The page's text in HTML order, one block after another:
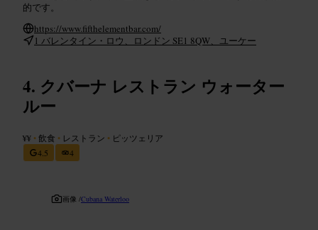
的です。
https://www.fifthelementbar.com/
1 バレンタイン・ロウ、ロンドン SE1 8QW、ユーケー
クバーナ レストラン ウォーター
ルー
¥¥ • 飲食 • レストラン • ピッツェリア
4.5
4
画像 /Cubana Waterloo